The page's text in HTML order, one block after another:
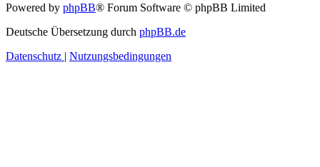
Powered by phpBB® Forum Software © phpBB Limited
Deutsche Übersetzung durch phpBB.de
Datenschutz | Nutzungsbedingungen